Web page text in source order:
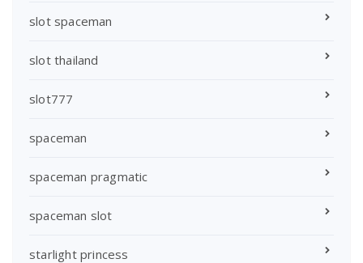
slot spaceman
slot thailand
slot777
spaceman
spaceman pragmatic
spaceman slot
starlight princess